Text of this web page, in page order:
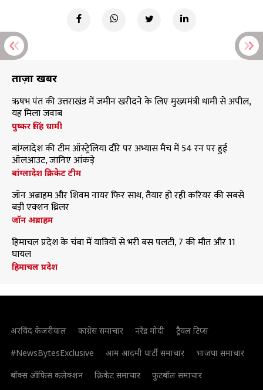
ताज़ा खबरें
ऋषभ पंत की उत्तराखंड में जमीन खरीदने के लिए मुख्यमंत्री धामी से अपील,
यह मिला जवाब
पुष्कर सिंह धामी
बांग्लादेश की टीम ऑस्ट्रेलिया दौरे पर अभ्यास मैच में 54 रन पर हुई
ऑलआउट, जानिए आंकड़े
बांग्लादेश क्रिकेट टीम
जॉन अब्राहम और शिवम नायर फिर साथ, तैयार हो रही करियर की सबसे
बड़ी एक्शन थ्रिलर
जॉन अब्राहम
हिमाचल प्रदेश के चंबा में यात्रियों से भरी बस पलटी, 7 की मौत और 11
घायल
हिमाचल प्रदेश
अरविंद केजरीवाल कांग्रेस समाचार नरेंद्र मोदी
ट्रैवल टिप्स
#NewsBytesExclusive
आम आदमी पार्टी समाचार
भाजपा समाचार
बॉक्स ऑफिस कलेक्शन
क्रिकेट समाचार फुटबॉल समाचार